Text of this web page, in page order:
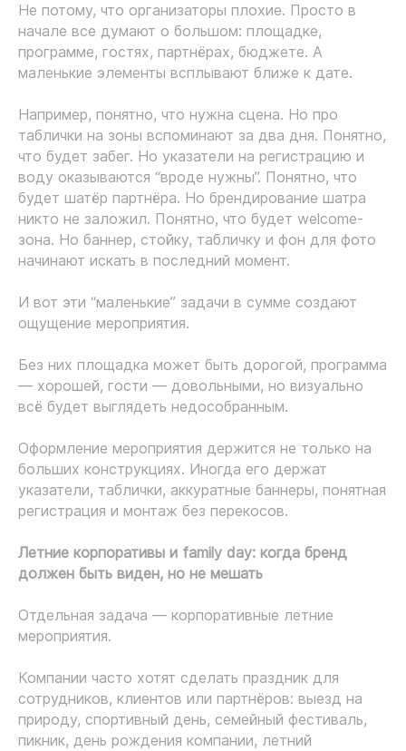
Не потому, что организаторы плохие. Просто в
начале все думают о большом: площадке,
программе, гостях, партнёрах, бюджете. А
маленькие элементы всплывают ближе к дате.
Например, понятно, что нужна сцена. Но про
таблички на зоны вспоминают за два дня. Понятно,
что будет забег. Но указатели на регистрацию и
воду оказываются “вроде нужны”. Понятно, что
будет шатёр партнёра. Но брендирование шатра
никто не заложил. Понятно, что будет welcome-
зона. Но баннер, стойку, табличку и фон для фото
начинают искать в последний момент.
И вот эти “маленькие” задачи в сумме создают
ощущение мероприятия.
Без них площадка может быть дорогой, программа
— хорошей, гости — довольными, но визуально
всё будет выглядеть недособранным.
Оформление мероприятия держится не только на
больших конструкциях. Иногда его держат
указатели, таблички, аккуратные баннеры, понятная
регистрация и монтаж без перекосов.
Летние корпоративы и family day: когда бренд
должен быть виден, но не мешать
Отдельная задача — корпоративные летние
мероприятия.
Компании часто хотят сделать праздник для
сотрудников, клиентов или партнёров: выезд на
природу, спортивный день, семейный фестиваль,
пикник, день рождения компании, летний